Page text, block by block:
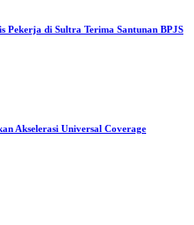
Pekerja di Sultra Terima Santunan BPJS
Akselerasi Universal Coverage